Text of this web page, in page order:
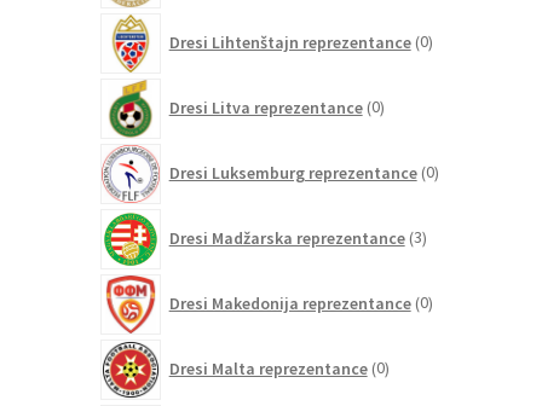
Dresi Lihtenštajn reprezentance 0izdelkov
Dresi Litva reprezentance 0izdelkov
Dresi Luksemburg reprezentance 0izdelkov
Dresi Madžarska reprezentance 3izdelki
Dresi Makedonija reprezentance 0izdelkov
Dresi Malta reprezentance 0izdelkov